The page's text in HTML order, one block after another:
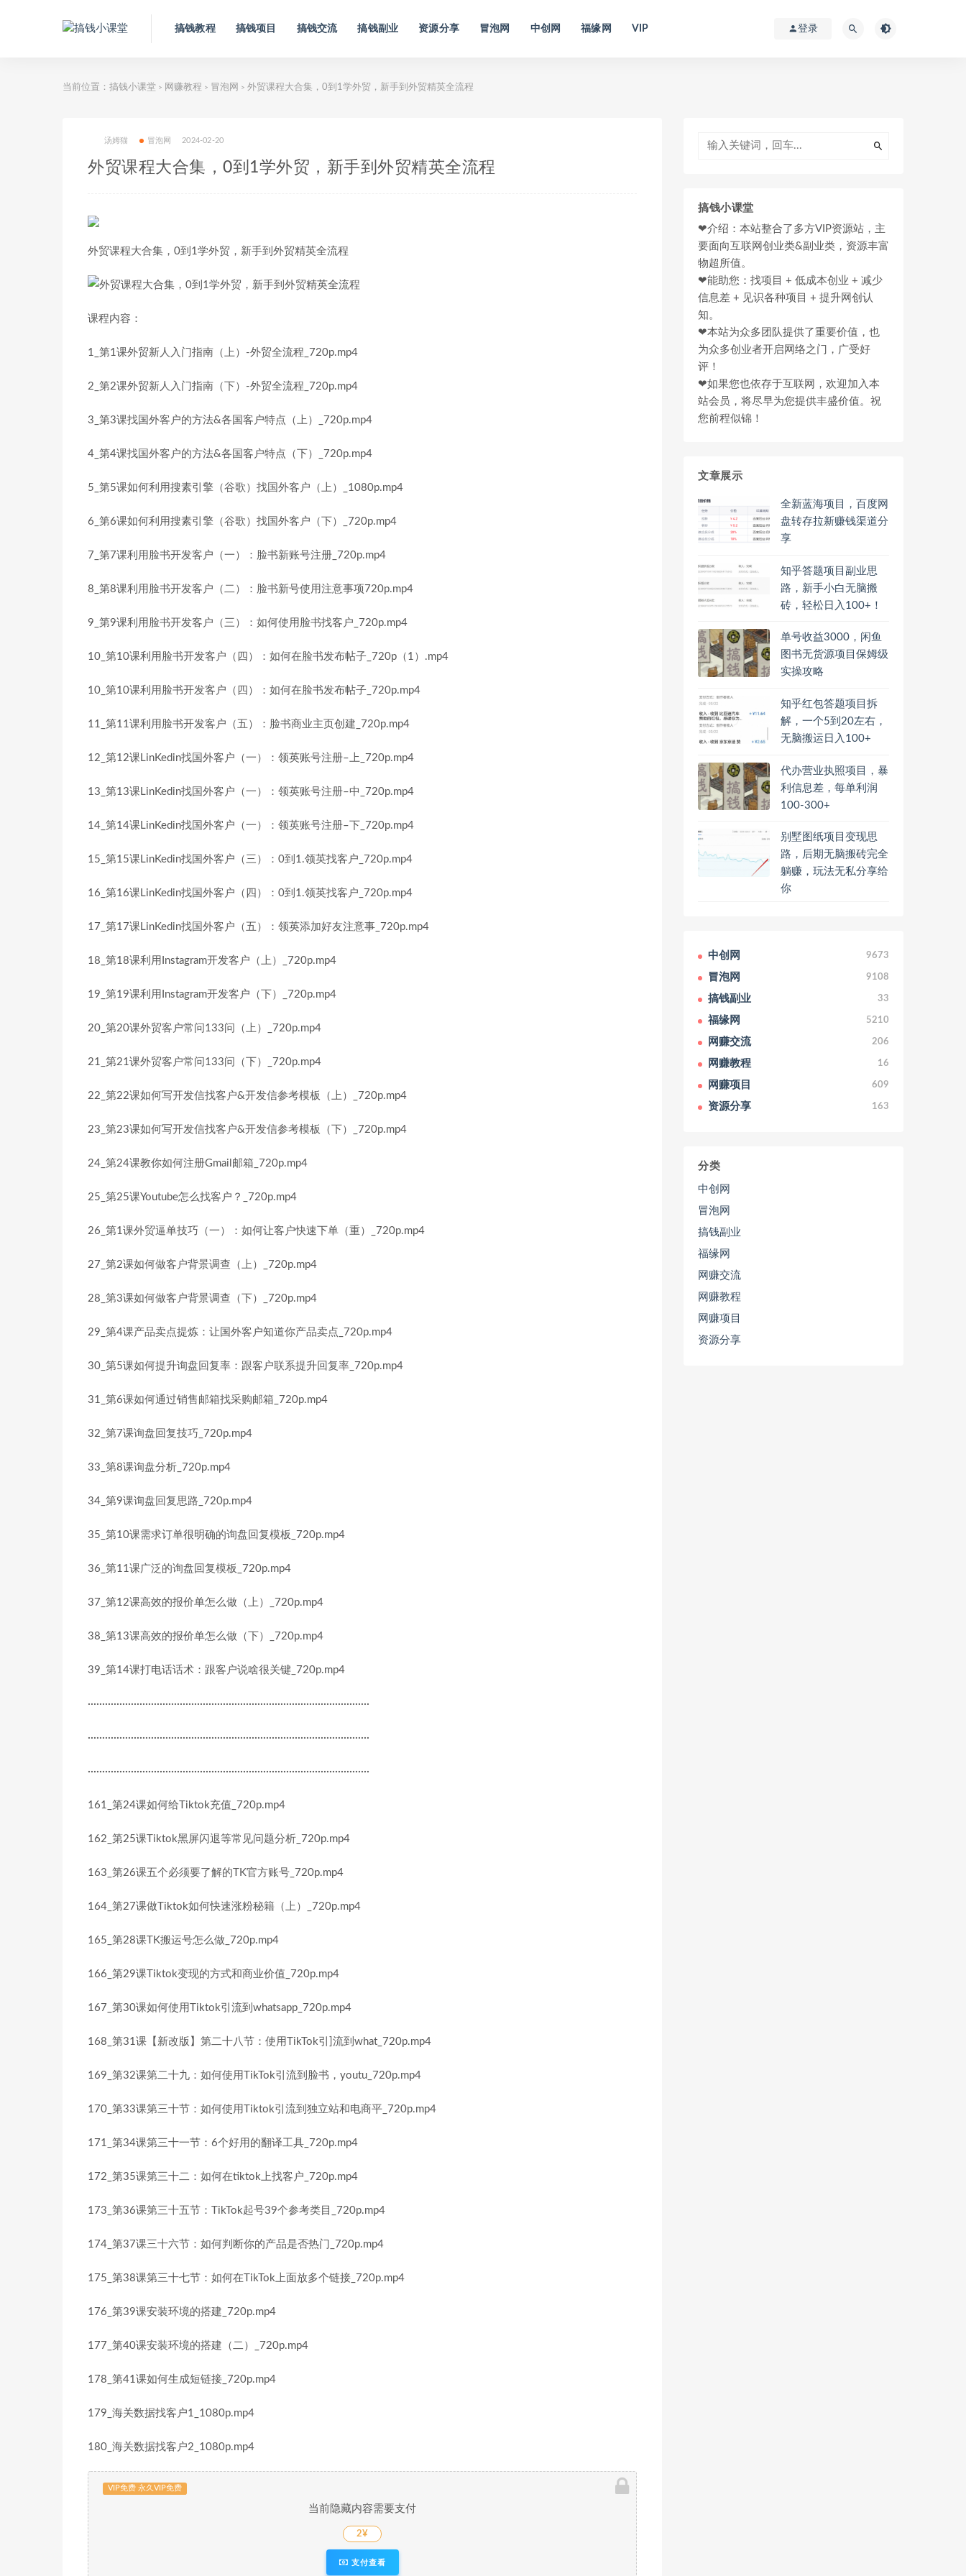
搞钱教程 搞钱项目 搞钱交流 搞钱副业 资源分享 冒泡网 中创网 福缘网 VIP 登录
当前位置： 搞钱小课堂 > 网赚教程 > 冒泡网 > 外贸课程大合集，0到1学外贸，新手到外贸精英全流程
汤姆猫 冒泡网 2024-02-20
外贸课程大合集，0到1学外贸，新手到外贸精英全流程
外贸课程大合集，0到1学外贸，新手到外贸精英全流程
课程内容：
1_第1课外贸新人入门指南（上）-外贸全流程_720p.mp4
2_第2课外贸新人入门指南（下）-外贸全流程_720p.mp4
3_第3课找国外客户的方法&各国客户特点（上）_720p.mp4
4_第4课找国外客户的方法&各国客户特点（下）_720p.mp4
5_第5课如何利用搜素引擎（谷歌）找国外客户（上）_1080p.mp4
6_第6课如何利用搜素引擎（谷歌）找国外客户（下）_720p.mp4
7_第7课利用脸书开发客户（一）：脸书新账号注册_720p.mp4
8_第8课利用脸书开发客户（二）：脸书新号使用注意事项720p.mp4
9_第9课利用脸书开发客户（三）：如何使用脸书找客户_720p.mp4
10_第10课利用脸书开发客户（四）：如何在脸书发布帖子_720p（1）.mp4
10_第10课利用脸书开发客户（四）：如何在脸书发布帖子_720p.mp4
11_第11课利用脸书开发客户（五）：脸书商业主页创建_720p.mp4
12_第12课LinKedin找国外客户（一）：领英账号注册–上_720p.mp4
13_第13课LinKedin找国外客户（一）：领英账号注册–中_720p.mp4
14_第14课LinKedin找国外客户（一）：领英账号注册–下_720p.mp4
15_第15课LinKedin找国外客户（三）：0到1.领英找客户_720p.mp4
16_第16课LinKedin找国外客户（四）：0到1.领英找客户_720p.mp4
17_第17课LinKedin找国外客户（五）：领英添加好友注意事_720p.mp4
18_第18课利用Instagram开发客户（上）_720p.mp4
19_第19课利用Instagram开发客户（下）_720p.mp4
20_第20课外贸客户常问133问（上）_720p.mp4
21_第21课外贸客户常问133问（下）_720p.mp4
22_第22课如何写开发信找客户&开发信参考模板（上）_720p.mp4
23_第23课如何写开发信找客户&开发信参考模板（下）_720p.mp4
24_第24课教你如何注册Gmail邮箱_720p.mp4
25_第25课Youtube怎么找客户？_720p.mp4
26_第1课外贸逼单技巧（一）：如何让客户快速下单（重）_720p.mp4
27_第2课如何做客户背景调查（上）_720p.mp4
28_第3课如何做客户背景调查（下）_720p.mp4
29_第4课产品卖点提炼：让国外客户知道你产品卖点_720p.mp4
30_第5课如何提升询盘回复率：跟客户联系提升回复率_720p.mp4
31_第6课如何通过销售邮箱找采购邮箱_720p.mp4
32_第7课询盘回复技巧_720p.mp4
33_第8课询盘分析_720p.mp4
34_第9课询盘回复思路_720p.mp4
35_第10课需求订单很明确的询盘回复模板_720p.mp4
36_第11课广泛的询盘回复模板_720p.mp4
37_第12课高效的报价单怎么做（上）_720p.mp4
38_第13课高效的报价单怎么做（下）_720p.mp4
39_第14课打电话话术：跟客户说啥很关键_720p.mp4
··································································································
··································································································
··································································································
161_第24课如何给Tiktok充值_720p.mp4
162_第25课Tiktok黑屏闪退等常见问题分析_720p.mp4
163_第26课五个必须要了解的TK官方账号_720p.mp4
164_第27课做Tiktok如何快速涨粉秘籍（上）_720p.mp4
165_第28课TK搬运号怎么做_720p.mp4
166_第29课Tiktok变现的方式和商业价值_720p.mp4
167_第30课如何使用Tiktok引流到whatsapp_720p.mp4
168_第31课【新改版】第二十八节：使用TikTok引]流到what_720p.mp4
169_第32课第二十九：如何使用TikTok引流到脸书，youtu_720p.mp4
170_第33课第三十节：如何使用Tiktok引流到独立站和电商平_720p.mp4
171_第34课第三十一节：6个好用的翻译工具_720p.mp4
172_第35课第三十二：如何在tiktok上找客户_720p.mp4
173_第36课第三十五节：TikTok起号39个参考类目_720p.mp4
174_第37课三十六节：如何判断你的产品是否热门_720p.mp4
175_第38课第三十七节：如何在TikTok上面放多个链接_720p.mp4
176_第39课安装环境的搭建_720p.mp4
177_第40课安装环境的搭建（二）_720p.mp4
178_第41课如何生成短链接_720p.mp4
179_海关数据找客户1_1080p.mp4
180_海关数据找客户2_1080p.mp4
VIP免费 永久VIP免费
当前隐藏内容需要支付
2¥
支付查看
搞钱小课堂
❤介绍：本站整合了多方VIP资源站，主
要面向互联网创业类&副业类，资源丰富
物超所值。
❤能助您：找项目 + 低成本创业 + 减少
信息差 + 见识各种项目 + 提升网创认
知。
❤本站为众多团队提供了重要价值，也
为众多创业者开启网络之门，广受好
评！
❤如果您也依存于互联网，欢迎加入本
站会员，将尽早为您提供丰盛价值。祝
您前程似锦！
文章展示
全新蓝海项目，百度网
盘转存拉新赚钱渠道分
享
知乎答题项目副业思
路，新手小白无脑搬
砖，轻松日入100+！
单号收益3000，闲鱼
图书无货源项目保姆级
实操攻略
知乎红包答题项目拆
解，一个5到20左右，
无脑搬运日入100+
代办营业执照项目，暴
利信息差，每单利润
100-300+
别墅图纸项目变现思
路，后期无脑搬砖完全
躺赚，玩法无私分享给
你
中创网 9673
冒泡网 9108
搞钱副业 33
福缘网 5210
网赚交流 206
网赚教程 16
网赚项目 609
资源分享 163
分类
中创网
冒泡网
搞钱副业
福缘网
网赚交流
网赚教程
网赚项目
资源分享